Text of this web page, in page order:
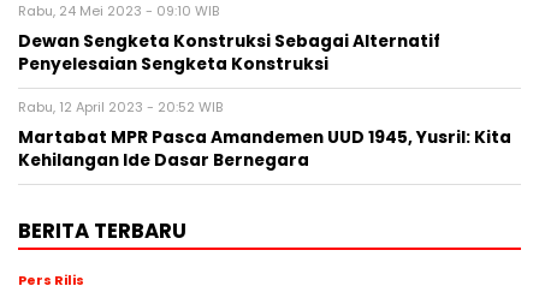
Rabu, 24 Mei 2023 - 09:10 WIB
Dewan Sengketa Konstruksi Sebagai Alternatif
Penyelesaian Sengketa Konstruksi
Rabu, 12 April 2023 - 20:52 WIB
Martabat MPR Pasca Amandemen UUD 1945, Yusril: Kita
Kehilangan Ide Dasar Bernegara
BERITA TERBARU
Pers Rilis